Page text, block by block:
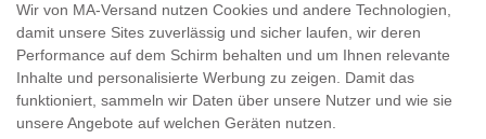
Wir von MA-Versand nutzen Cookies und andere Technologien,
damit unsere Sites zuverlässig und sicher laufen, wir deren
Performance auf dem Schirm behalten und um Ihnen relevante
Inhalte und personalisierte Werbung zu zeigen. Damit das
funktioniert, sammeln wir Daten über unsere Nutzer und wie sie
unsere Angebote auf welchen Geräten nutzen.
Newsletter Anmeldung